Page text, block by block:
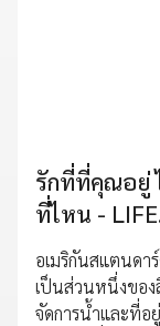
รักที่ที่คุณอยู่
ที่ไหน -
อเมริกันสแตนด
เป็นส่วนหนึ่งของ
จัดการน้ำและที่อ